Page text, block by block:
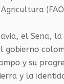
el Sena,
y su
y la